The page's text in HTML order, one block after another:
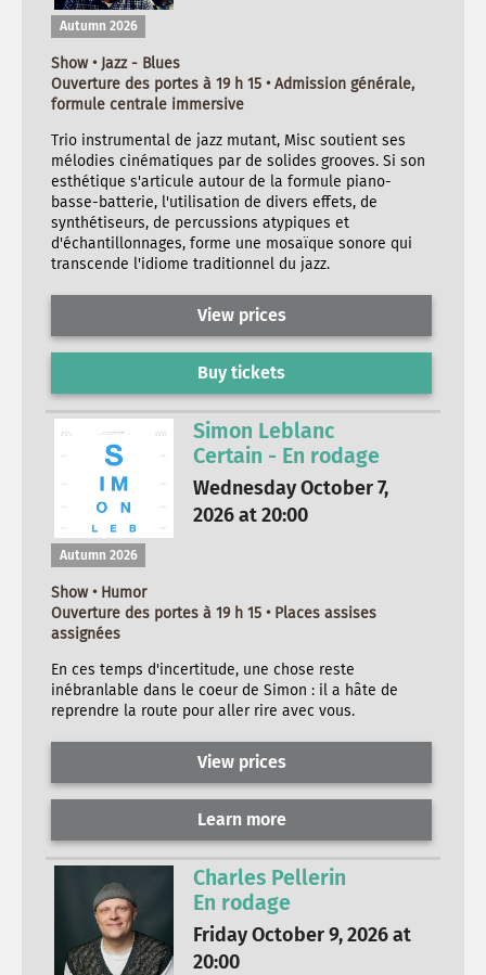
Autumn 2026
Show • Jazz - Blues
Ouverture des portes à 19 h 15 • Admission générale,
formule centrale immersive
Trio instrumental de jazz mutant, Misc soutient ses
mélodies cinématiques par de solides grooves. Si son
esthétique s'articule autour de la formule piano-
basse-batterie, l'utilisation de divers effets, de
synthétiseurs, de percussions atypiques et
d'échantillonnages, forme une mosaïque sonore qui
transcende l'idiome traditionnel du jazz.
View prices
Buy tickets
Simon Leblanc
Certain - En rodage
Wednesday October 7,
2026 at 20:00
Autumn 2026
Show • Humor
Ouverture des portes à 19 h 15 • Places assises
assignées
En ces temps d'incertitude, une chose reste
inébranlable dans le coeur de Simon : il a hâte de
reprendre la route pour aller rire avec vous.
View prices
Learn more
Charles Pellerin
En rodage
Friday October 9, 2026 at
20:00